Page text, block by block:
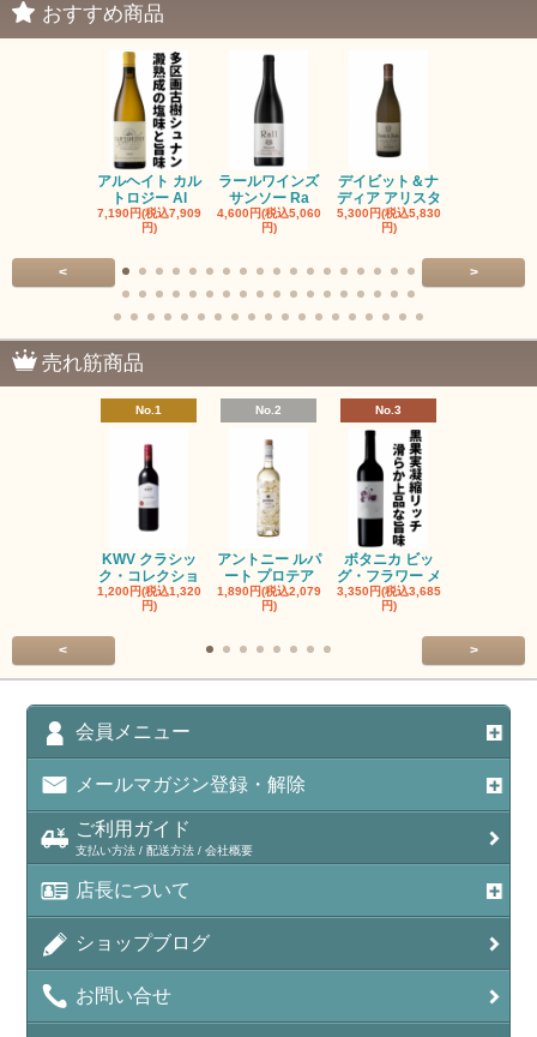
おすすめ商品
アルヘイト カル
トロジー Al
7,190円(税込7,909
円)
ラールワインズ
サンソー Ra
4,600円(税込5,060
円)
デイビット＆ナ
ディア アリスタ
5,300円(税込5,830
円)
< >
売れ筋商品
No.1
KWV クラシッ
ク・コレクショ
1,200円(税込1,320
円)
No.2
アントニー ルパ
ート プロテア
1,890円(税込2,079
円)
No.3
ボタニカ ビッ
グ・フラワー メ
3,350円(税込3,685
円)
< >
会員メニュー
メールマガジン登録・解除
ご利用ガイド
支払い方法 / 配送方法 / 会社概要
店長について
ショップブログ
お問い合せ